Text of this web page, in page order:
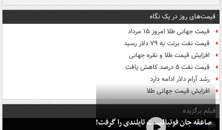
قیمت‌های روز در یک نگاه
قیمت جهانی طلا امروز ۱۵ مرداد
قیمت نفت برنت به ۷۹ دلار رسید
افزایش قیمت طلا و نقره جهانی
قیمت نفت ۵ درصد کاهش یافت
رشد آرام دلار ادامه دارد
افزایش قیمت جهانی طلا
فیلم برگزیده
صاعقه جان فوتبالیست تایلندی را گرفت!